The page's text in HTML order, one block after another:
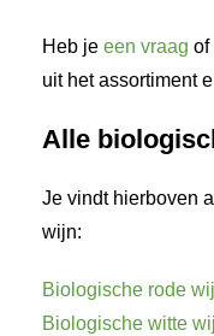
Heb jeeen vraag of
uit het assortiment
Alle
Je vindt hierboven
wijn:
Biologische rode
Biologische witte